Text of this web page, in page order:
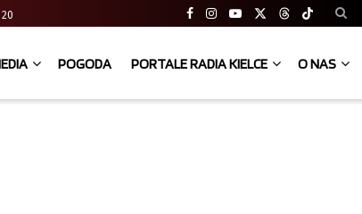
20 20
POGODA PORTALE RADIA KIELCE O NAS